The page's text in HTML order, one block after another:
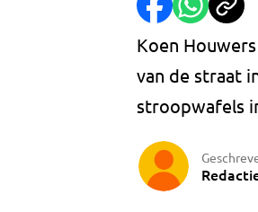
Koen
van de straat
stroopwafels